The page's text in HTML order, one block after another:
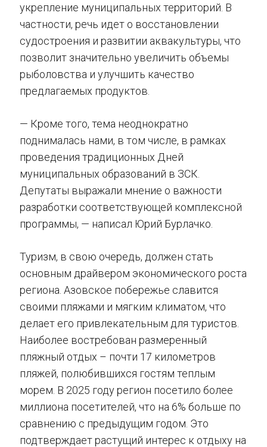
укрепление муниципальных территорий. В
частности, речь идет о восстановлении
судостроения и развитии аквакультуры, что
позволит значительно увеличить объемы
рыболовства и улучшить качество
предлагаемых продуктов.
— Кроме того, тема неоднократно
поднималась нами, в том числе, в рамках
проведения традиционных Дней
муниципальных образований в ЗСК.
Депутаты выражали мнение о важности
разработки соответствующей комплексной
программы, — написал Юрий Бурлачко.
Туризм, в свою очередь, должен стать
основным драйвером экономического роста
региона. Азовское побережье славится
своими пляжами и мягким климатом, что
делает его привлекательным для туристов.
Наиболее востребован размеренный
пляжный отдых – почти 17 километров
пляжей, полюбившихся гостям теплым
морем. В 2025 году регион посетило более
миллиона посетителей, что на 6% больше по
сравнению с предыдущим годом. Это
подтверждает растущий интерес к отдыху на